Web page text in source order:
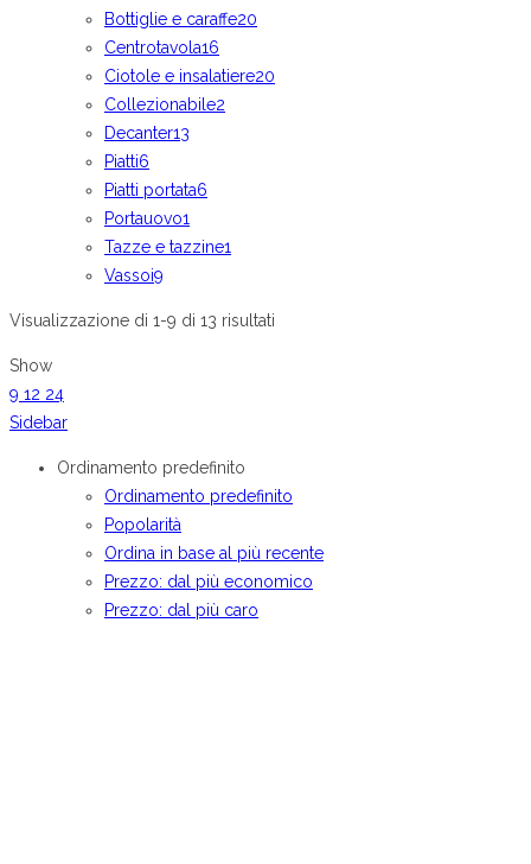
Bottiglie e caraffe20
Centrotavola16
Ciotole e insalatiere20
Collezionabile2
Decanter13
Piatti6
Piatti portata6
Portauovo1
Tazze e tazzine1
Vassoi9
Visualizzazione di 1-9 di 13 risultati
Show
9 12 24
Sidebar
Ordinamento predefinito
Ordinamento predefinito
Popolarità
Ordina in base al più recente
Prezzo: dal più economico
Prezzo: dal più caro